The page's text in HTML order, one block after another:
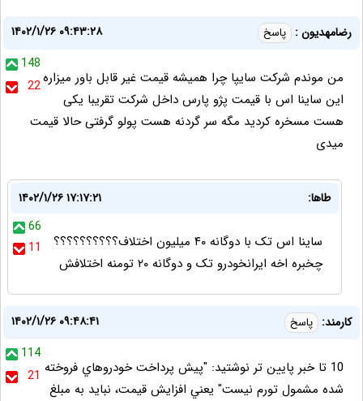
رضامهدیون : پاسخ
۱۴۰۲/۱/۲۶ ۰۹:۴۳:۲۸
148
22من موندم شرکت سایپا چرا همیشه قیمت غیر قابل باور میزاره
این ساینا اس با قیمت پژو پارس داخل شرکت تقریبا یکی
هست مسخره کردید مگه سر گردنه هست پولو گرفتی حالا قیمت
میدی
طاها:
۱۴۰۲/۱/۲۶ ۱۷:۱۷:۲۱
66
11
ساینا اس تک با دوگانه ۴۰ میلیون اختلاف؟؟؟؟؟؟؟؟؟؟
چخبره اخه ایرانخودرو تک و دوگانه ۲۰ تومنه اختلافش
كارمند: پاسخ
۱۴۰۲/۱/۲۶ ۰۹:۴۸:۴۱
114
21 10 تا خبر پايين تر نوشتيد: "پيش پرداخت خودروهاي فروخته
شده مشمول تورم نيست" يعني افزايش قيمت، نبايد به مبلغ